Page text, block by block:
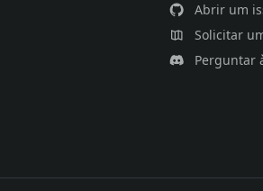
Abrir um
Solicitar
Perguntar